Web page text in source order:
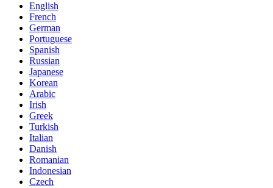
English
French
German
Portuguese
Spanish
Russian
Japanese
Korean
Arabic
Irish
Greek
Turkish
Italian
Danish
Romanian
Indonesian
Czech